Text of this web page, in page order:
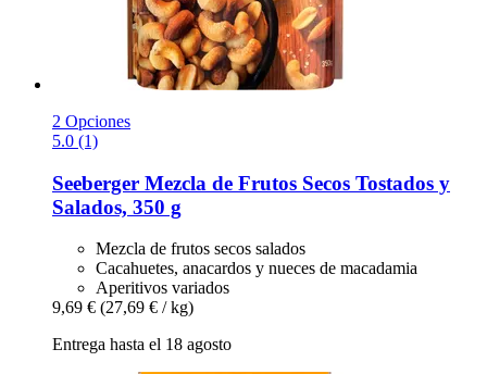
2 Opciones
5.0 (1)
Seeberger Mezcla de Frutos Secos Tostados y
Salados, 350 g
Mezcla de frutos secos salados
Cacahuetes, anacardos y nueces de macadamia
Aperitivos variados
9,69 € (27,69 € / kg)
Entrega hasta el 18 agosto